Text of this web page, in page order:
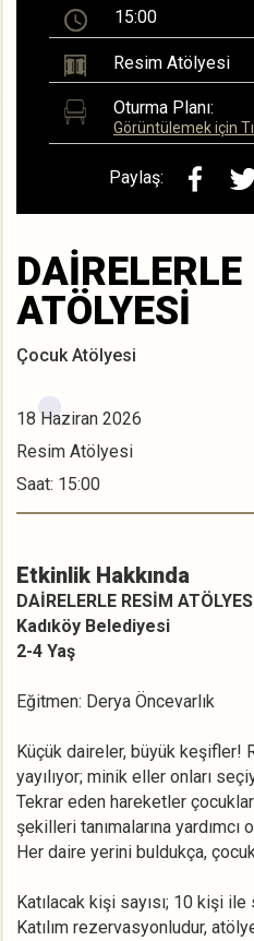
15:00
Resim Atölyesi
Oturma Planı:
Görüntülemek için
Paylaş:
ATÖLYESİ
Çocuk Atölyesi
18 Haziran 2026
Resim Atölyesi
Saat: 15:00
Etkinlik Hakkında
DAİRELERLE RESİM
Kadıköy Belediyesi
2-4 Yaş
Eğitmen: Derya Öncevarlık
Küçük daireler, büyük keşifler!
yayılıyor; minik eller onları
Tekrar eden hareketler
şekilleri tanımalarına yardımcı
Her daire yerini buldukça,
Katılacak kişi sayısı; 10 kişi ile
Katılım rezervasyonludur,